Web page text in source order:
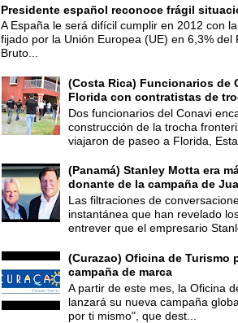
Presidente español reconoce frágil
A España le será difícil cumplir en 2012 con
fijado por la Unión Europea (UE) en 6,3% del
Bruto...
(Costa Rica) Funcionarios de
Florida con contratistas de
Dos funcionarios del Conavi
construcción de la trocha
viajaron de paseo a Florida,
(Panamá) Stanley Motta era
donante de la campaña de
Las filtraciones de
instantánea que han revelado
entrever que el empresario
(Curazao) Oficina de Turismo
campaña de marca
A partir de este mes, la Oficina
lanzará su nueva campaña
por ti mismo", que dest...